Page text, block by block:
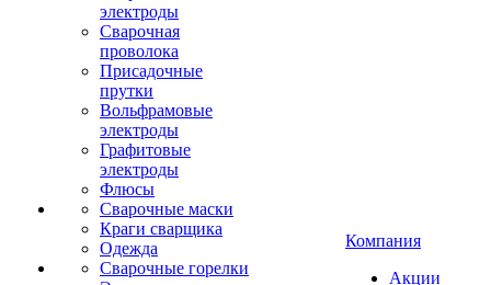
электроды
Сварочная
проволока
Присадочные
прутки
Вольфрамовые
электроды
Графитовые
электроды
Флюсы
Сварочные маски
Краги сварщика
Одежда
Сварочные горелки
Компания
Акции